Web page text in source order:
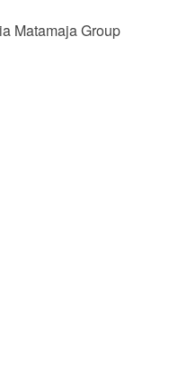
Matamaja Group